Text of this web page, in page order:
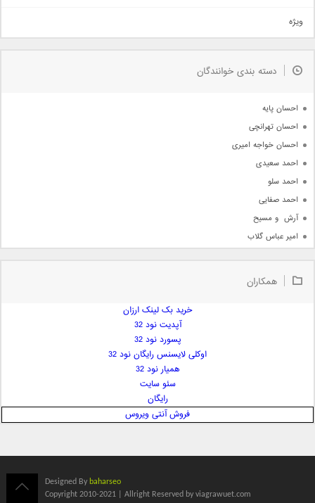
دمو
مذهبی
جدیدترین ها
ویژه
دسته بندی خوانندگان
احسان پایه
احسان تهرانچی
احسان خواجه امیری
احمد سعیدی
احمد سلو
احمد صفایی
آرش  و مسیح
امیر عباس گلاب
امیر علی
ایمان غلامی
بابک جهانبخش
همکاران
خرید بک لینک ارزان
آپدیت نود 32
پسورد نود 32
اوکلی لایسنس رایگان نود 32
همیار نود 32
سئو سایت
رایگان
فروش آنتی ویروس
Designed By baharseo
Copyright 2010-2021 | Allright Reserved by viagrawuet.com